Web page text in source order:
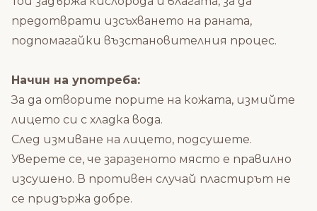
предотврати изсъхването на раната,
подпомагайки възстановителния процес.
Начин на употреба:
За да отворите порите на кожата, измийте
лицето си с хладка вода.
След измиване на лицето, подсушете.
Уверете се, че заразеното място е правилно
изсушено. В противен случай пластирът не
се придържа добре.